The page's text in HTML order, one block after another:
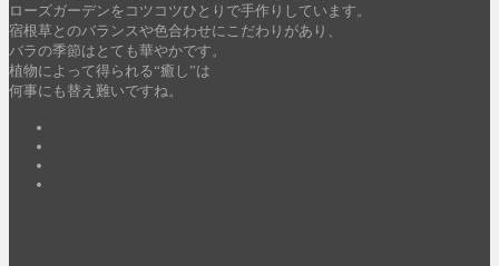
ローズガーデンをコツコツひとりで手作りしています。
宿根草とのバランスや色合わせにこだわりがあり、
バラの季節はとても華やかです。
植物によって得られる“癒し”は
何事にも替え難いですね。